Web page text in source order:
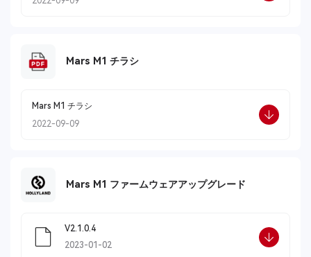
Mars M1 チラシ
Mars M1 チラシ
2022-09-09
Mars M1 ファームウェアアップグレード
V2.1.0.4
2023-01-02